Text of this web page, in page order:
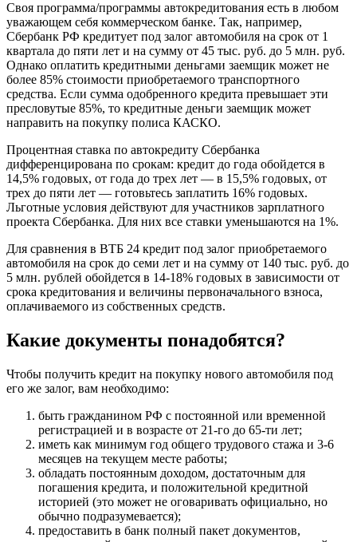
Своя программа/программы автокредитования есть в любом
уважающем себя коммерческом банке. Так, например,
Сбербанк РФ кредитует под залог автомобиля на срок от 1
квартала до пяти лет и на сумму от 45 тыс. руб. до 5 млн. руб.
Однако оплатить кредитными деньгами заемщик может не
более 85% стоимости приобретаемого транспортного
средства. Если сумма одобренного кредита превышает эти
пресловутые 85%, то кредитные деньги заемщик может
направить на покупку полиса КАСКО.
Процентная ставка по автокредиту Сбербанка
дифференцирована по срокам: кредит до года обойдется в
14,5% годовых, от года до трех лет — в 15,5% годовых, от
трех до пяти лет — готовьтесь заплатить 16% годовых.
Льготные условия действуют для участников зарплатного
проекта Сбербанка. Для них все ставки уменьшаются на 1%.
Для сравнения в ВТБ 24 кредит под залог приобретаемого
автомобиля на срок до семи лет и на сумму от 140 тыс. руб. до
5 млн. рублей обойдется в 14-18% годовых в зависимости от
срока кредитования и величины первоначального взноса,
оплачиваемого из собственных средств.
Какие документы понадобятся?
Чтобы получить кредит на покупку нового автомобиля под
его же залог, вам необходимо:
быть гражданином РФ с постоянной или временной
регистрацией и в возрасте от 21-го до 65-ти лет;
иметь как минимум год общего трудового стажа и 3-6
месяцев на текущем месте работы;
обладать постоянным доходом, достаточным для
погашения кредита, и положительной кредитной
историей (это может не оговаривать официально, но
обычно подразумевается);
предоставить в банк полный пакет документов,